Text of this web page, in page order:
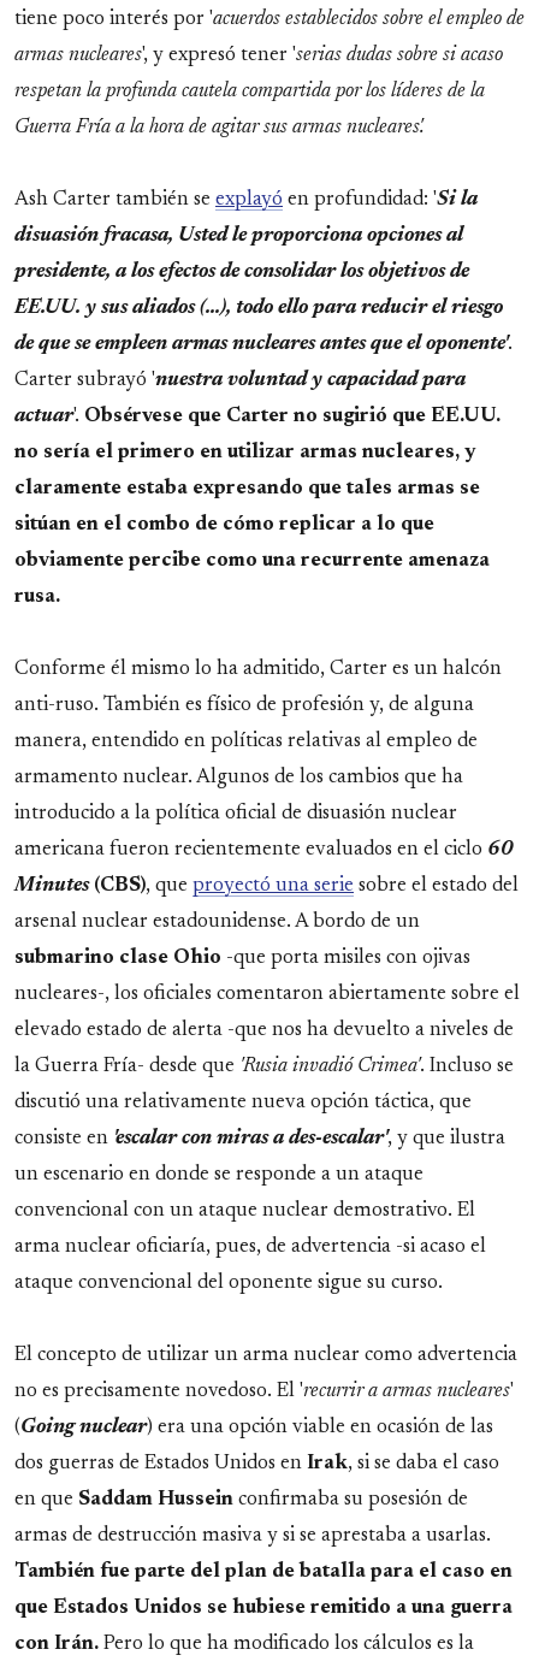
tiene poco interés por 'acuerdos establecidos sobre el empleo de
armas nucleares', y expresó tener 'serias dudas sobre si acaso
respetan la profunda cautela compartida por los líderes de la
Guerra Fría a la hora de agitar sus armas nucleares'.
Ash Carter también se explayó en profundidad: 'Si la
disuasión fracasa, Usted le proporciona opciones al
presidente, a los efectos de consolidar los objetivos de
EE.UU. y sus aliados (...), todo ello para reducir el riesgo
de que se empleen armas nucleares antes que el oponente'.
Carter subrayó 'nuestra voluntad y capacidad para
actuar'. Obsérvese que Carter no sugirió que EE.UU.
no sería el primero en utilizar armas nucleares, y
claramente estaba expresando que tales armas se
sitúan en el combo de cómo replicar a lo que
obviamente percibe como una recurrente amenaza
rusa.
Conforme él mismo lo ha admitido, Carter es un halcón
anti-ruso. También es físico de profesión y, de alguna
manera, entendido en políticas relativas al empleo de
armamento nuclear. Algunos de los cambios que ha
introducido a la política oficial de disuasión nuclear
americana fueron recientemente evaluados en el ciclo 60
Minutes(CBS), que proyectó una serie sobre el estado del
arsenal nuclear estadounidense. A bordo de un
submarino clase Ohio -que porta misiles con ojivas
nucleares-, los oficiales comentaron abiertamente sobre el
elevado estado de alerta -que nos ha devuelto a niveles de
la Guerra Fría- desde que 'Rusia invadió Crimea'. Incluso se
discutió una relativamente nueva opción táctica, que
consiste en 'escalar con miras a des-escalar', y que ilustra
un escenario en donde se responde a un ataque
convencional con un ataque nuclear demostrativo. El
arma nuclear oficiaría, pues, de advertencia -si acaso el
ataque convencional del oponente sigue su curso.
El concepto de utilizar un arma nuclear como advertencia
no es precisamente novedoso. El 'recurrir a armas nucleares'
(Going nuclear) era una opción viable en ocasión de las
dos guerras de Estados Unidos en Irak, si se daba el caso
en que Saddam Hussein confirmaba su posesión de
armas de destrucción masiva y si se aprestaba a usarlas.
También fue parte del plan de batalla para el caso en
que Estados Unidos se hubiese remitido a una guerra
con Irán. Pero lo que ha modificado los cálculos es la